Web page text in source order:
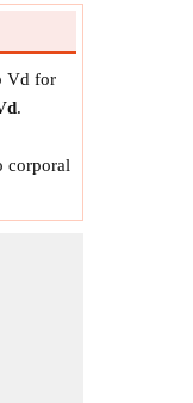
Vd for
.
corporal